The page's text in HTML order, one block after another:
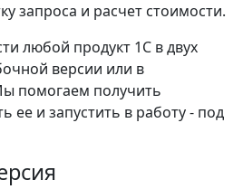
запроса и расчет стоимости.
любой продукт 1С в двух
версии или в
помогаем получить
ее и запустить в работу - под